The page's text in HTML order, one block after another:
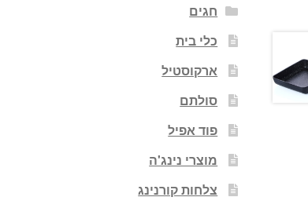
חגים
כלי בית
ארקוסטיל
סולתם
פוד אפיל
מוצרי נינג'ה
צלחות קורנינג